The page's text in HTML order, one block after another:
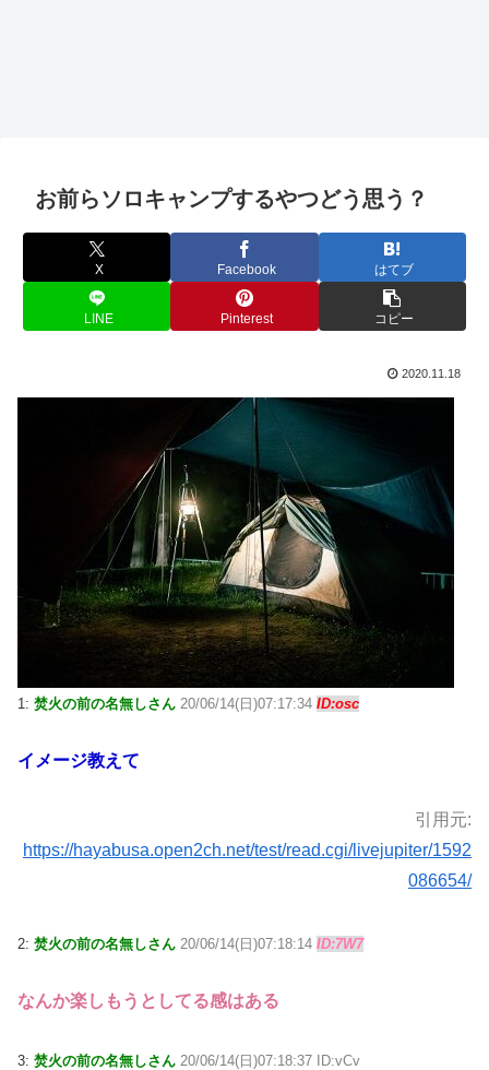
お前らソロキャンプするやつどう思う？
X Facebook はてブ
LINE Pinterest コピー
2020.11.18
1: 焚火の前の名無しさん 20/06/14(日)07:17:34 ID:osc
イメージ教えて
引用元:
https://hayabusa.open2ch.net/test/read.cgi/livejupiter/1592
086654/
2: 焚火の前の名無しさん 20/06/14(日)07:18:14 ID:7W7
なんか楽しもうとしてる感はある
3: 焚火の前の名無しさん 20/06/14(日)07:18:37 ID:vCv